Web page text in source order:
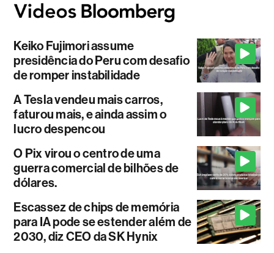
Keiko Fujimori assume
presidência do Peru com desafio
de romper instabilidade
A Tesla vendeu mais carros,
faturou mais, e ainda assim o
lucro despencou
O Pix virou o centro de uma
guerra comercial de bilhões de
dólares.
Escassez de chips de memória
para IA pode se estender além de
2030, diz CEO da SK Hynix